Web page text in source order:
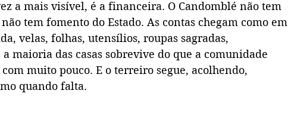
a mais visível, é a financeira. O Candomblé não tem
tem fomento do Estado. As contas chegam como em
velas, folhas, utensílios, roupas sagradas,
maioria das casas sobrevive do que a comunidade
muito pouco. E o terreiro segue, acolhendo,
quando falta.